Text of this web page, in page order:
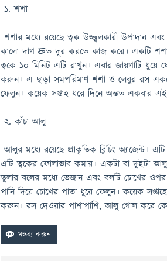
১. শশা
শশার মধ্যে রয়েছে ত্বক উজ্জ্বলকারী উপাদান
কালো দাগ দ্রুত দূর করতে কাজ করে। একটি
ত্বকে ১০ মিনিট এটি রাখুন। এবার জায়গাটি
করুন। এ ছাড়া সমপরিমাণ শশা ও লেবুর রস
ফেলুন। কয়েক সপ্তাহ ধরে দিনে অন্তত একবার
২. কাঁচা আলু
আলুর মধ্যে রয়েছে প্রাকৃতিক ব্লিচিং অ্যাজেন্ট।
এটি ত্বকের ফোলাভাব কমায়। একটা বা দুইটা
তুলার বলের মধ্যে ভেজান এবং বলটি চোখের
পানি দিয়ে চোখের পাতা ধুয়ে ফেলুন। কয়েক
করুন। রস দেওয়ার পাশাপাশি, আলু গোল করে